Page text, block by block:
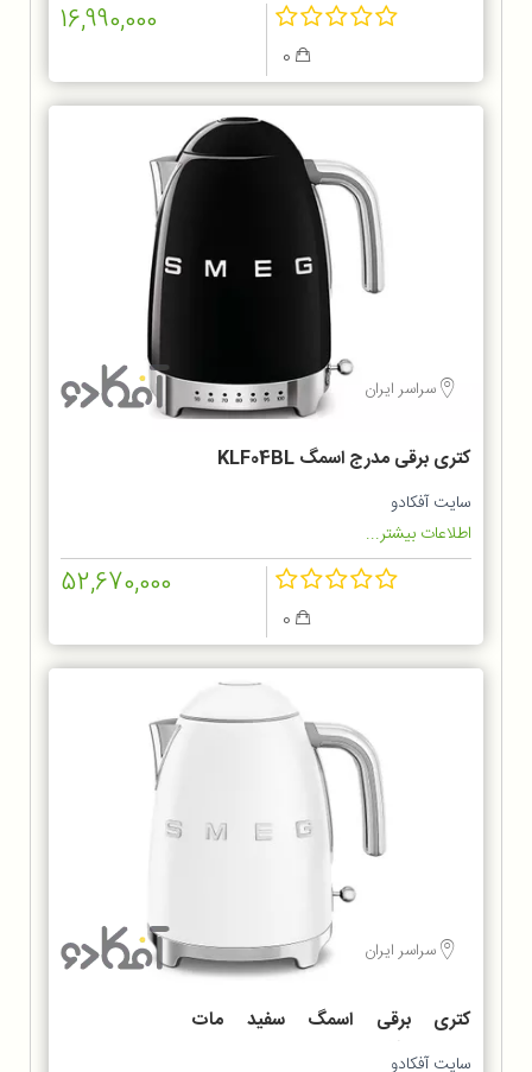
16,990,000
سراسر ایران
کتری برقی مدرج اسمگ KLF04BL
سایت آفکادو
اطلاعات بیشتر...
52,670,000
سراسر ایران
کتری برقی اسمگ سفید مات
KLF03WHMEU
سایت آفکادو